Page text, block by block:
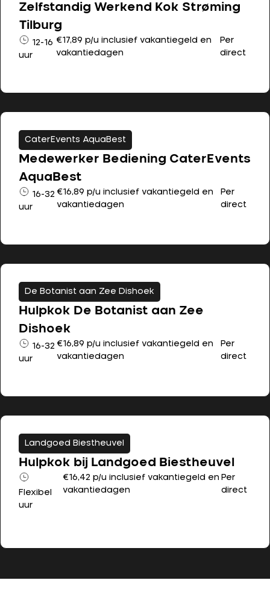
Zelfstandig Werkend Kok Strøming
Tilburg
12-16
uur
€17,89 p/u inclusief vakantiegeld en
vakantiedagen
Per
direct
CaterEvents AquaBest
Medewerker Bediening CaterEvents
AquaBest
16-32
uur
€16,89 p/u inclusief vakantiegeld en
vakantiedagen
Per
direct
De Botanist aan Zee Dishoek
Hulpkok De Botanist aan Zee
Dishoek
16-32
uur
€16,89 p/u inclusief vakantiegeld en
vakantiedagen
Per
direct
Landgoed Biestheuvel
Hulpkok bij Landgoed Biestheuvel
Flexibel
uur
€16,42 p/u inclusief vakantiegeld en
vakantiedagen
Per
direct